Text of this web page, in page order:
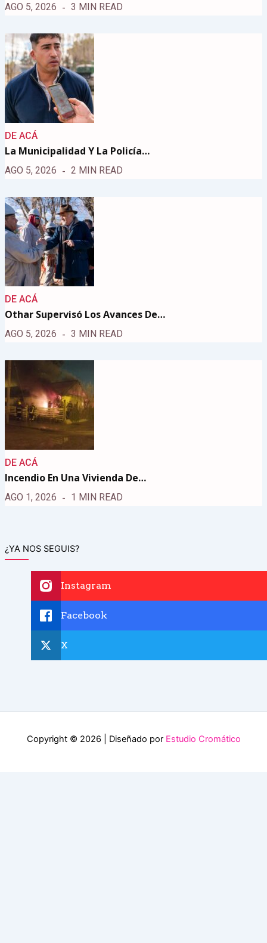
AGO 5, 2026 3 MIN READ
DE ACÁ
La Municipalidad Y La Policía…
AGO 5, 2026 2 MIN READ
DE ACÁ
Othar Supervisó Los Avances De…
AGO 5, 2026 3 MIN READ
DE ACÁ
Incendio En Una Vivienda De…
AGO 1, 2026 1 MIN READ
¿YA NOS SEGUIS?
Instagram
Facebook
X
Copyright © 2026 | Diseñado por Estudio Cromático